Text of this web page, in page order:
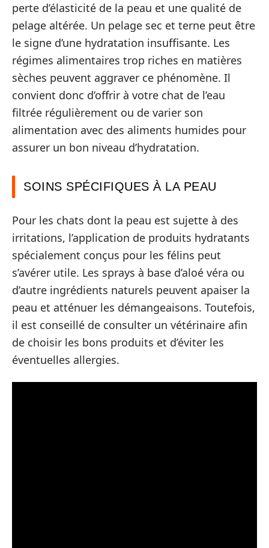
perte d’élasticité de la peau et une qualité de
pelage altérée. Un pelage sec et terne peut être
le signe d’une hydratation insuffisante. Les
régimes alimentaires trop riches en matières
sèches peuvent aggraver ce phénomène. Il
convient donc d’offrir à votre chat de l’eau
filtrée régulièrement ou de varier son
alimentation avec des aliments humides pour
assurer un bon niveau d’hydratation.
SOINS SPÉCIFIQUES À LA PEAU
Pour les chats dont la peau est sujette à des
irritations, l’application de produits hydratants
spécialement conçus pour les félins peut
s’avérer utile. Les sprays à base d’aloé véra ou
d’autre ingrédients naturels peuvent apaiser la
peau et atténuer les démangeaisons. Toutefois,
il est conseillé de consulter un vétérinaire afin
de choisir les bons produits et d’éviter les
éventuelles allergies.